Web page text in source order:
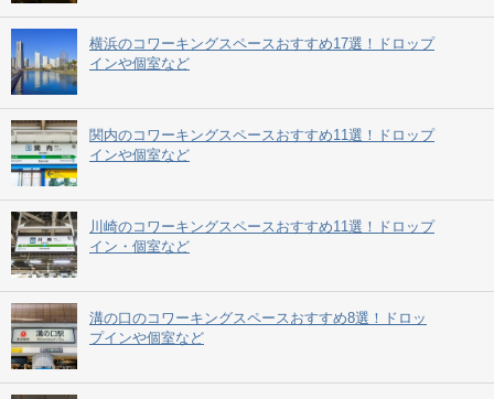
横浜のコワーキングスペースおすすめ17選！ドロップ
インや個室など
関内のコワーキングスペースおすすめ11選！ドロップ
インや個室など
川崎のコワーキングスペースおすすめ11選！ドロップ
イン・個室など
溝の口のコワーキングスペースおすすめ8選！ドロッ
プインや個室など